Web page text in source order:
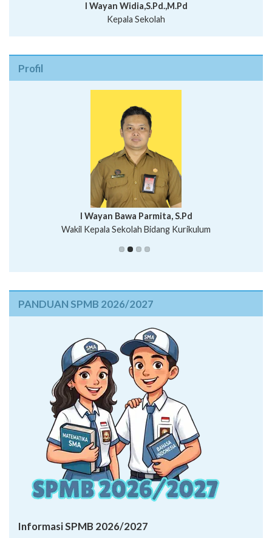
I Wayan Widia,S.Pd.,M.Pd
Kepala Sekolah
Profil
Putu Suhartana, S.Pd.
I Wayan Bawa Parmita, S.Pd
Wakil Kepala Sekolah Bidang Kurikulum
I Wayan Gede Aditya Pratita, S.Pd., M.Sn
Ni Wayan Nopi Sutantri, S.Pd.
PANDUAN SPMB 2026/2027
Informasi SPMB 2026/2027